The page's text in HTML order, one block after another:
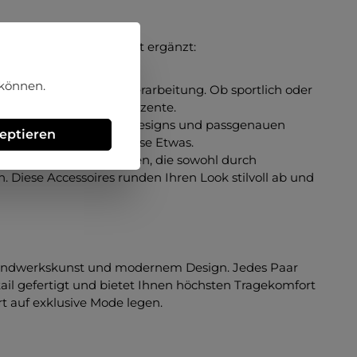
Lifestyle perfekt ergänzt:
und erstklassiger Verarbeitung. Ob sportlich oder
setzen modische Akzente.
Mit innovativen Designs und passgenauen
Outfit das gewisse Etwas.
auch exklusive Taschen, die sowohl durch
Accessoires runden Ihren Look stilvoll ab und
und modernem Design. Jedes Paar
gefertigt und bietet Ihnen höchsten Tragekomfort
auf exklusive Mode legen.